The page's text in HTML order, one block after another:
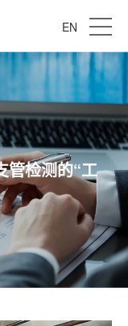
EN
管检测的“工